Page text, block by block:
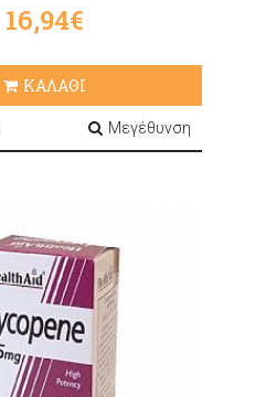
16,94€
ΚΑΛΑΘΙ
Μεγέθυνση